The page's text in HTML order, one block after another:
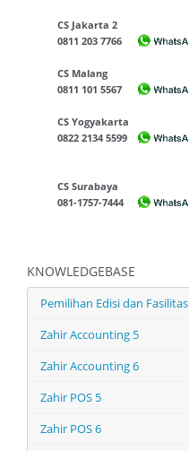
CS Jakarta 2
0811 203 7766
CS Malang
0811 101 5567
CS Yogyakarta
0822 2134 5599
CS Surabaya
081-1757-7444
KNOWLEDGEBASE
Pemilihan Edisi dan Fasilitas
Zahir Accounting 5
Zahir Accounting 6
Zahir POS 5
Zahir POS 6